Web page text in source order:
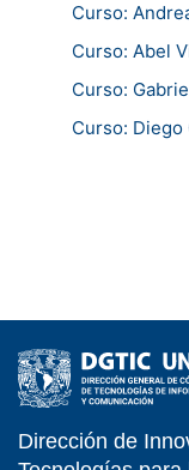
Curso:
Curso: Abel
Curso:
Curso:
Dirección de